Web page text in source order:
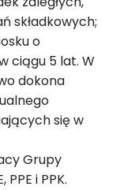
składkowych;
o
ciągu 5 lat. W
dokona
się w
Grupy
i PPK.